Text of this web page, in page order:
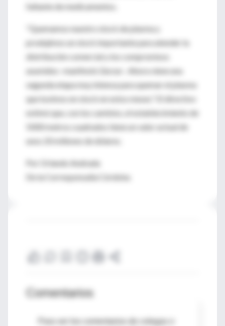
faltante de medicamentos.
"Quemamos nuestro stock de plasma y
produjimos un stock importante para atender la
distribución comercial y los compromisos
asumidos -manifestó Zarzur-. Ahora viene una
segunda etapa muy intensa para quemar el plasma
que tuvimos en stock en estos meses." El directivo
estimó que, con los cambios, el establecimiento de
5000 metros cuadrados tiene un valor actual de
unos 20 millones de dólares.
Por Orlando Andrada
De la Corresponsalía Córdoba
Comentarios
Para ver los comentarios de colegas o